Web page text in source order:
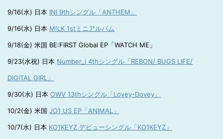
9/16(水) 日本 INI 9thシングル「ANTHEM」
9/16(水) 日本 M!LK 1stミニアルバム
9/18(金) 米国 BE:FIRST Global EP「WATCH ME」
9/23(水祝) 日本 Number_i 4thシングル「REBON/ BUGS LIFE/
DIGITAL GIRL」
9/30(水) 日本 OWV 13thシングル「Lovey-Dovey」
10/2(金) 米国 JO1 US EP「ANIMAL」
10/7(水) 日本 KO1KEYZ デビューシングル「KO1KEYZ」